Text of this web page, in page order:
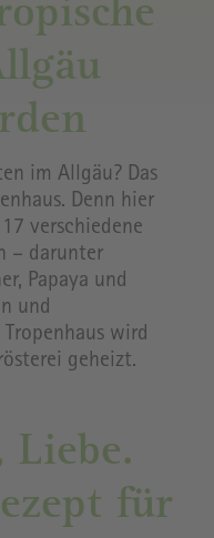
im Allgäu? Das
Denn hier
verschiedene
– darunter
Papaya und
und
wird
geheizt.
Liebe.
für